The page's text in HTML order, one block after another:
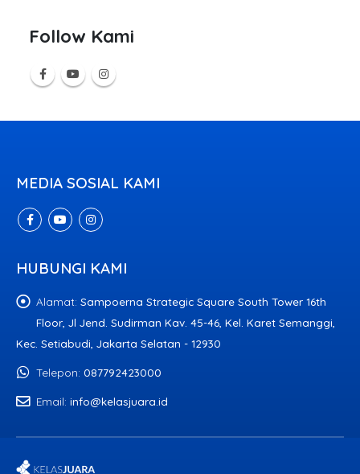
Follow Kami
MEDIA SOSIAL KAMI
HUBUNGI KAMI
Alamat: Sampoerna Strategic Square South Tower 16th
Floor, Jl Jend. Sudirman Kav. 45-46, Kel. Karet Semanggi,
Kec. Setiabudi, Jakarta Selatan - 12930
Telepon: 087792423000
Email: info@kelasjuara.id